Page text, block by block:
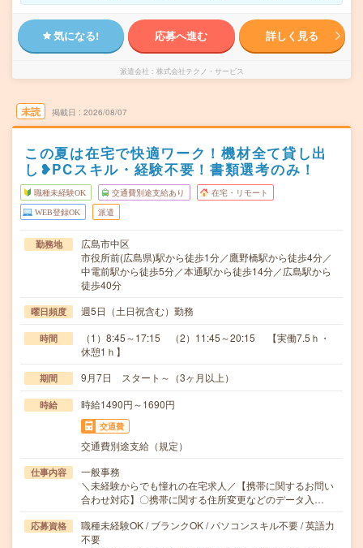
気になる! 応募へ進む 詳しく見る
派遣会社 株式会社テクノ・サービス
未読 掲載日 2026/08/07
この夏は在宅で快適ワーク！機材全て貸し出
し❥PCスキル・経験不要！書類選考のみ！
職種未経験OK 交通費別途支給あり 在宅・リモート
WEB登録OK 派遣
勤務地
広島市中区
市役所前(広島県)駅から徒歩1分／鷹野橋駅から徒歩4分／
中電前駅から徒歩5分／本通駅から徒歩14分／広島駅から
徒歩40分
曜日頻度 週5日（土日祝含む）勤務
時間
（1）8:45～17:15 （2）11:45～20:15 【実働7.5ｈ・
休憩1ｈ】
期間 9月7日 スタート～（3ヶ月以上）
時給 時給1490円～1690円
交通費
交通費別途支給（規定）
仕事内容
一般事務
＼未経験からでも憧れの在宅求人／【携帯に関するお問い
合わせ対応】〇携帯に関する住所変更などのデータ入…
応募資格
職種未経験OK / ブランクOK / パソコンスキル不要 / 英語力
不要